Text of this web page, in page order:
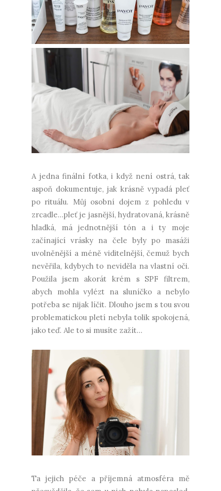
A jedna finální fotka, i když není ostrá, tak
aspoň dokumentuje, jak krásně vypadá pleť
po rituálu. Můj osobní dojem z pohledu v
zrcadle...pleť je jasnější, hydratovaná, krásně
hladká, má jednotnější tón a i ty moje
začínající vrásky na čele byly po masáži
uvolněnější a méně viditelnější, čemuž bych
nevěřila, kdybych to neviděla na vlastní oči.
Použila jsem akorát krém s SPF filtrem,
abych mohla vylézt na sluníčko a nebylo
potřeba se nijak líčit. Dlouho jsem s tou svou
problematickou pletí nebyla tolik spokojená,
jako teď. Ale to si musíte zažít...
Ta jejich péče a příjemná atmosféra mě